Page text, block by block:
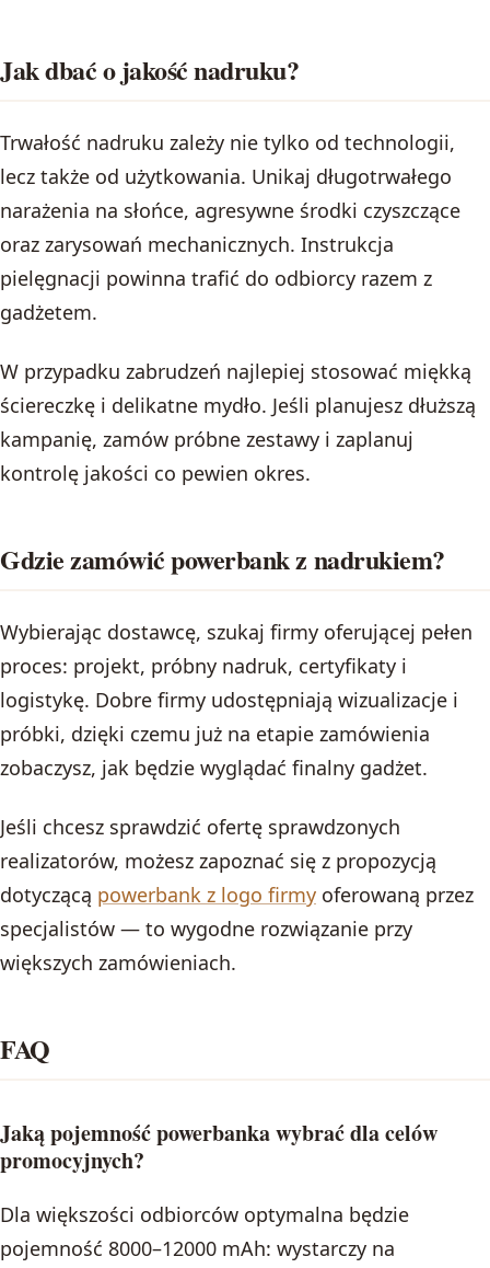
Jak dbać o jakość nadruku?
Trwałość nadruku zależy nie tylko od technologii,
lecz także od użytkowania. Unikaj długotrwałego
narażenia na słońce, agresywne środki czyszczące
oraz zarysowań mechanicznych. Instrukcja
pielęgnacji powinna trafić do odbiorcy razem z
gadżetem.
W przypadku zabrudzeń najlepiej stosować miękką
ściereczkę i delikatne mydło. Jeśli planujesz dłuższą
kampanię, zamów próbne zestawy i zaplanuj
kontrolę jakości co pewien okres.
Gdzie zamówić powerbank z nadrukiem?
Wybierając dostawcę, szukaj firmy oferującej pełen
proces: projekt, próbny nadruk, certyfikaty i
logistykę. Dobre firmy udostępniają wizualizacje i
próbki, dzięki czemu już na etapie zamówienia
zobaczysz, jak będzie wyglądać finalny gadżet.
Jeśli chcesz sprawdzić ofertę sprawdzonych
realizatorów, możesz zapoznać się z propozycją
dotyczącą powerbank z logo firmy oferowaną przez
specjalistów — to wygodne rozwiązanie przy
większych zamówieniach.
FAQ
Jaką pojemność powerbanka wybrać dla celów
promocyjnych?
Dla większości odbiorców optymalna będzie
pojemność 8000–12000 mAh: wystarczy na